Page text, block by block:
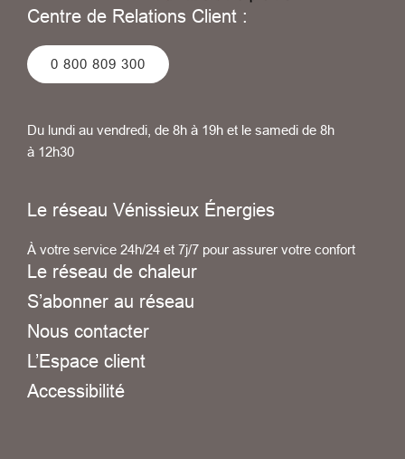
Centre de Relations Client :
0 800 809 300
Du lundi au vendredi, de 8h à 19h et le samedi de 8h
à 12h30
Le réseau Vénissieux Énergies
À votre service 24h/24 et 7j/7 pour assurer votre confort
Le réseau de chaleur
S’abonner au réseau
Nous contacter
L’Espace client
Accessibilité